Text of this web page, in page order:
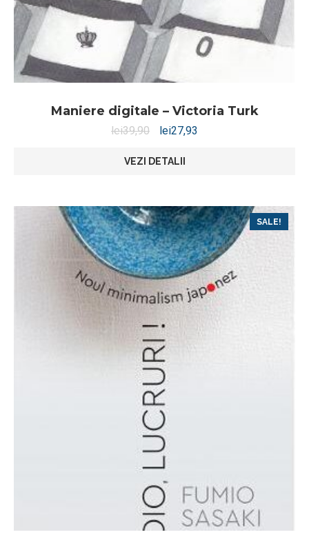
Maniere digitale – Victoria Turk
lei39,90 lei27,93
VEZI DETALII
SALE!